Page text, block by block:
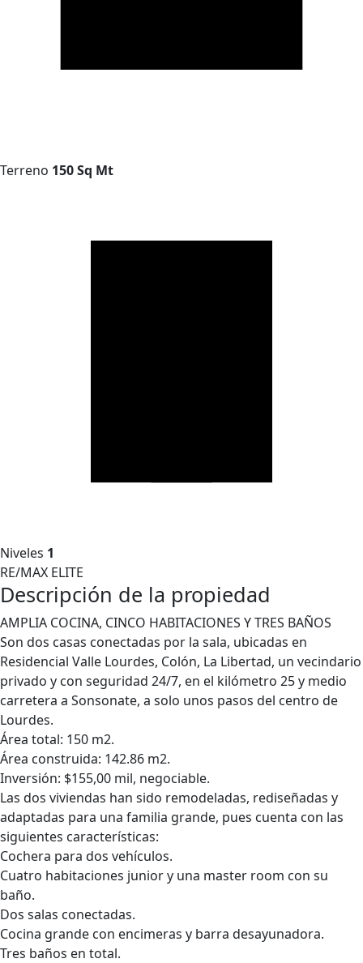
Terreno 150 Sq Mt
Niveles 1
RE/MAX ELITE
Descripción de la propiedad
AMPLIA COCINA, CINCO HABITACIONES Y TRES BAÑOS
Son dos casas conectadas por la sala, ubicadas en
Residencial Valle Lourdes, Colón, La Libertad, un vecindario
privado y con seguridad 24/7, en el kilómetro 25 y medio
carretera a Sonsonate, a solo unos pasos del centro de
Lourdes.
Área total: 150 m2.
Área construida: 142.86 m2.
Inversión: $155,00 mil, negociable.
Las dos viviendas han sido remodeladas, rediseñadas y
adaptadas para una familia grande, pues cuenta con las
siguientes características:
Cochera para dos vehículos.
Cuatro habitaciones junior y una master room con su
baño.
Dos salas conectadas.
Cocina grande con encimeras y barra desayunadora.
Tres baños en total.